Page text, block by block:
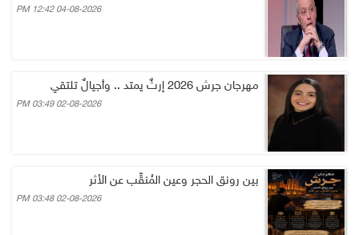
04-08-2026 12:42 PM
مهرجان جرش 2026 إرثٌ يمتد .. وأجيالٌ تلتقي
02-08-2026 03:49 PM
بين رونق الحجر وعين المُنقِّب عن الأثر
02-08-2026 03:48 PM